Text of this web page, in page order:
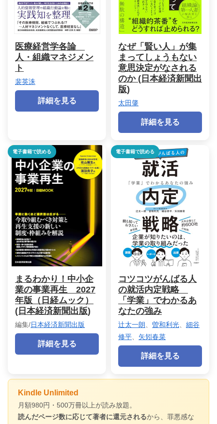
医療経営学各論
人・組織マネジメン
ト
裴英洙
詳細を見る
なぜ「賢い人」が集
まってしょうもない
意思決定がなされる
のか (日本経済新聞出
版)
太田肇
詳細を見る
電子書籍で読める
まるわかり！中小企
業の事業再生 2027
年版（日経ムック）
(日本経済新聞出版)
編集/日本経済新聞出版
詳細を見る
電子書籍で読める
コツコツがんばる人
の就活内定戦略
「学業」でわかるあ
なたの強み
辻太一朗 曽和利光
細谷
修平
矢矧春菜
詳細を見る
Kindle Unlimited
月額980円・500万冊以上が読み放題。
読んだページ数に応じて著者に還元されるから、罪悪感な